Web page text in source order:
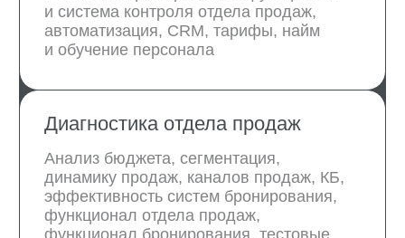
Определение прайса на услуги,
подготовка тарифной сетки, включая
динамическое ценообразование,
определение принципов
тарифной политики
Пакет нормативных документов
отдела продаж
Положения, приказы, инструкции
Стратегия продаж